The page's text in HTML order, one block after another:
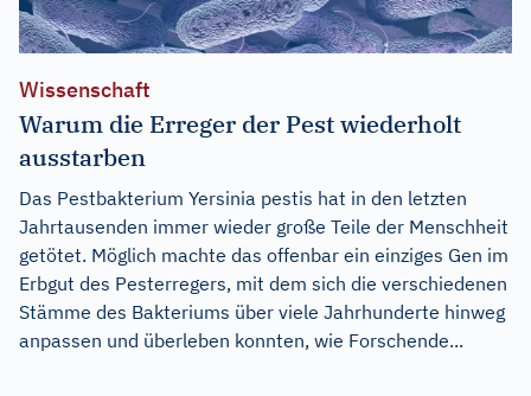
Wissenschaft
Warum die Erreger der Pest wiederholt
ausstarben
Das Pestbakterium Yersinia pestis hat in den letzten
Jahrtausenden immer wieder große Teile der Menschheit
getötet. Möglich machte das offenbar ein einziges Gen im
Erbgut des Pesterregers, mit dem sich die verschiedenen
Stämme des Bakteriums über viele Jahrhunderte hinweg
anpassen und überleben konnten, wie Forschende...